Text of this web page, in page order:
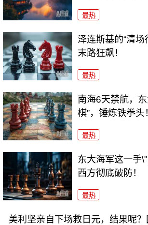
最热
泽连斯基的“清场
末路狂飙！
最热
南海6天禁航，
棋”，锤炼铁拳头
最热
东大海军这一手
西方彻底破防！
最热
美利坚亲自下场救日元，结果呢